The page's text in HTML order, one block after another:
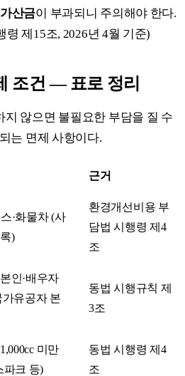
산금이 부과되니 주의해야 한다.
제15조, 2026년 4월 기준)
조건 — 표로 정리
지 않으면 불필요한 부담을 질 수
는 면제 사항이다.
근거
·화물차 (사
)
환경개선비용 부
담법 시행령 제4
조
인·배우자
가유공자 본
동법 시행규칙 제
3조
미만
파크 등)
동법 시행령 제4
조